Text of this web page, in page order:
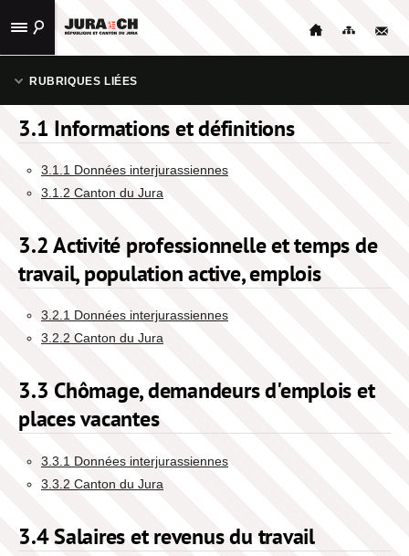
PUBLICATIONS
LIENS
UTILES
CONTACT
NAVIGATION
RUBRIQUES LIÉES
1. POPULATION
2. ESPACE ET ENVIRONNEMENT
3.1 Informations et définitions
3.2 Activité professionnelle et temps de travail, population active,
emplois
3.3 Chômage, demandeurs d'emplois et places vacantes
4. ECONOMIE NATIONALE
5. PRIX
3.1 Informations et définitions
3.1.1 Données interjurassiennes
3.1.2 Canton du Jura
3.2 Activité professionnelle et temps de
travail, population active, emplois
3.2.1 Données interjurassiennes
3.2.2 Canton du Jura
3.3 Chômage, demandeurs d'emplois et
places vacantes
3.3.1 Données interjurassiennes
3.3.2 Canton du Jura
3.4 Salaires et revenus du travail